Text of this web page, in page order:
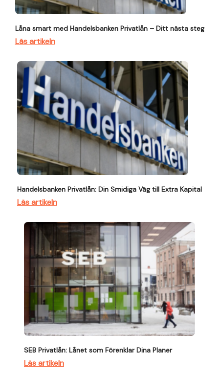
Låna smart med Handelsbanken Privatlån – Ditt nästa steg
Läs artikeln
Handelsbanken Privatlån: Din Smidiga Väg till Extra Kapital
Läs artikeln
SEB Privatlån: Lånet som Förenklar Dina Planer
Läs artikeln